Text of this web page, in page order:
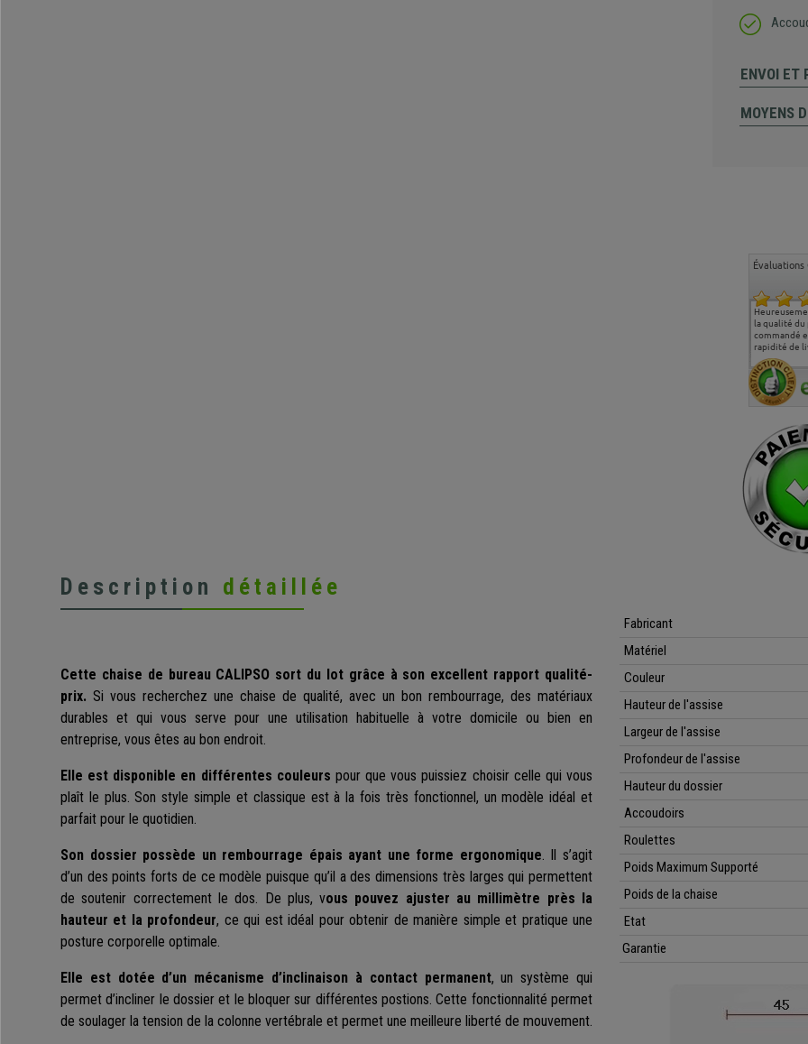
ENVOI ET
MOYENS
Évaluations
la qualité
commandé
rapidité de
Description détaillée
Cette chaise de bureau CALIPSO sort du lot grâce à son excellent rapport qualité-
prix. Si vous recherchez une chaise de qualité, avec un bon rembourrage, des matériaux
durables et qui vous serve pour une utilisation habituelle à votre domicile ou bien en
entreprise, vous êtes au bon endroit.
Elle est disponible en différentes couleurs pour que vous puissiez choisir celle qui vous
plaît le plus. Son style simple et classique est à la fois très fonctionnel, un modèle idéal et
parfait pour le quotidien.
Son dossier possède un rembourrage épais ayant une forme ergonomique. Il s’agit
d’un des points forts de ce modèle puisque qu’il a des dimensions très larges qui permettent
de soutenir correctement le dos. De plus, vous pouvez ajuster au millimètre près la
hauteur et la profondeur, ce qui est idéal pour obtenir de manière simple et pratique une
posture corporelle optimale.
Elle est dotée d’un mécanisme d’inclinaison à contact permanent, un système qui
permet d’incliner le dossier et le bloquer sur différentes postions. Cette fonctionnalité permet
de soulager la tension de la colonne vertébrale et permet une meilleure liberté de mouvement.
Fabricant
Matériel
Couleur
Hauteur de l'assise
Largeur de l'assise
Profondeur de l'assise
Hauteur du dossier
Accoudoirs
Roulettes
Poids Maximum Supporté
Poids de la chaise
Etat
Garantie